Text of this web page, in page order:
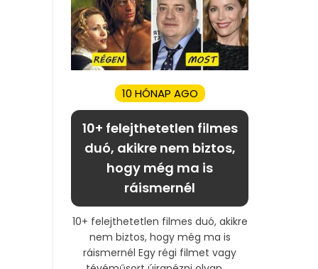
10 HÓNAP AGO
10+ felejthetetlen filmes
duó, akikre nem biztos,
hogy még ma is
ráismernél
10+ felejthetetlen filmes duó, akikre
nem biztos, hogy még ma is
ráismernél Egy régi filmet vagy